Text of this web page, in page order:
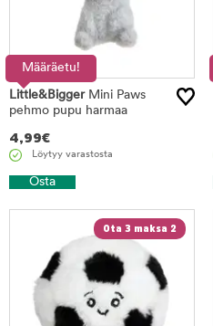
Määräetu!
Little&BiggerMini Paws
pehmo pupu harmaa
4,99€
Löytyy varastosta
Osta
Ota 3 maksa 2